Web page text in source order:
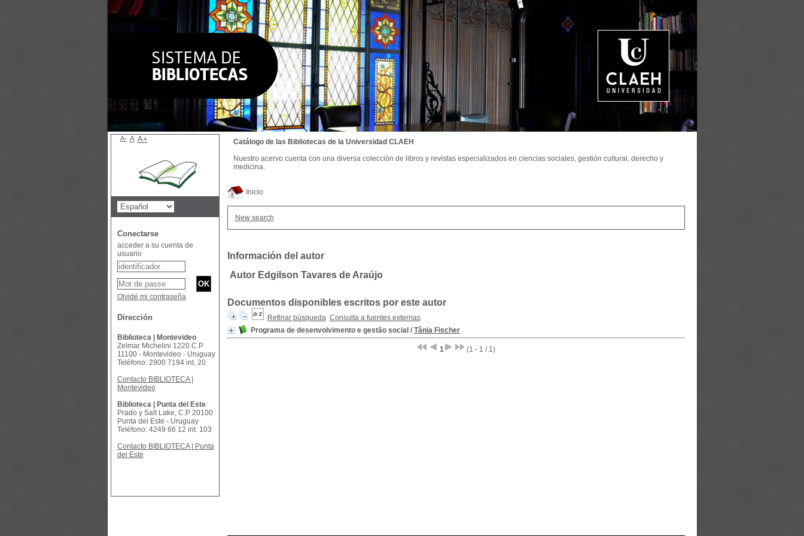
Inicio
New search
Información del autor
Autor Edgilson Tavares de Araújo
Documentos disponibles escritos por este autor
Refinar búsqueda Consulta a fuentes externas
Programa de desenvolvimento e gestão social / Tânia Fischer
1 (1 - 1 / 1)
Catálogo de las Bibliotecas de la Universidad CLAEH
Nuestro acervo cuenta con una diversa colección de libros y revistas especializados en ciencias sociales, gestión cultural, derecho y
medicina.
A- A A+
Conectarse
acceder a su cuenta de
usuario
Olvidé mi contraseña
Dirección
Biblioteca | Montevideo
Zelmar Michelini 1220 C.P
11100 - Montevideo - Uruguay
Teléfono: 2900 7194 int. 20
Contacto BIBLIOTECA |
Montevideo
Biblioteca | Punta del Este
Prado y Salt Lake, C.P 20100
Punta del Este - Uruguay
Teléfono: 4249 66 12 int. 103
Contacto BIBLIOTECA | Punta
del Este